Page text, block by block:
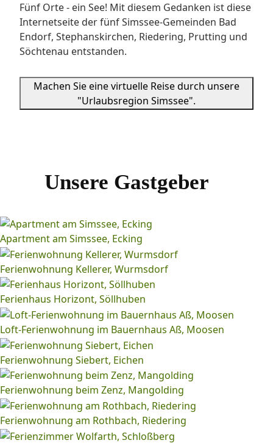
Fünf Orte - ein See! Mit diesem Gedanken ist diese
Internetseite der fünf Simssee-Gemeinden Bad
Endorf, Stephanskirchen, Riedering, Prutting und
Söchtenau entstanden.
Machen Sie eine virtuelle Reise durch unsere
"Urlaubsregion Simssee".
Unsere Gastgeber
Apartment am Simssee, Ecking
Ferienwohnung Kellerer, Wurmsdorf
Ferienhaus Horizont, Söllhuben
Loft-Ferienwohnung im Bauernhaus Aß, Moosen
Ferienwohnung Siebert, Eichen
Ferienwohnung beim Zenz, Mangolding
Ferienwohnung am Rothbach, Riedering